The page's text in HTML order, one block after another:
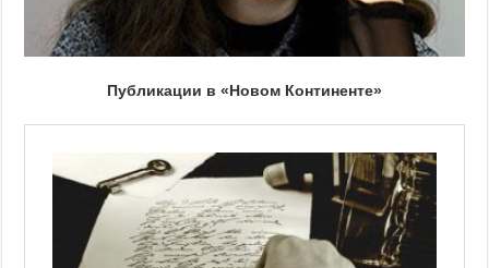
Публикации в «Новом Континенте»